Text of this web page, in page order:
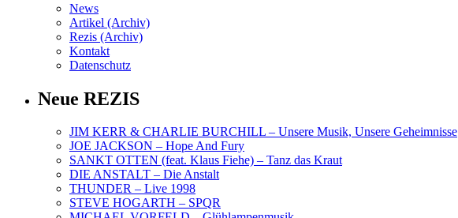
News
Artikel (Archiv)
Rezis (Archiv)
Kontakt
Datenschutz
Neue REZIS
JIM KERR & CHARLIE BURCHILL – Unsere Musik, Unsere Geheimnisse
JOE JACKSON – Hope And Fury
SANKT OTTEN (feat. Klaus Fiehe) – Tanz das Kraut
DIE ANSTALT – Die Anstalt
THUNDER – Live 1998
STEVE HOGARTH – SPQR